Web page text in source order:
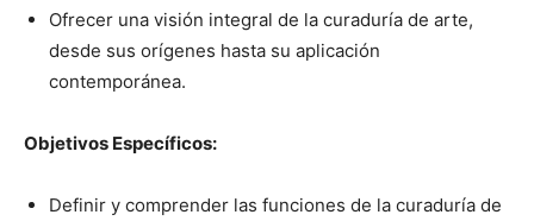
Ofrecer una visión integral de la curaduría de arte,
desde sus orígenes hasta su aplicación
contemporánea.
Objetivos Específicos:
Definir y comprender las funciones de la curaduría de